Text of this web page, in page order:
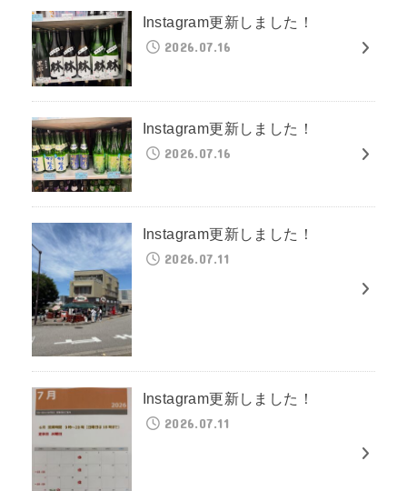
Instagram更新しました！
2026.07.16
Instagram更新しました！
2026.07.16
Instagram更新しました！
2026.07.11
Instagram更新しました！
2026.07.11